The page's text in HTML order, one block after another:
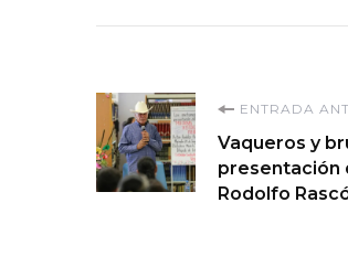
de
ENTRADA
Vaqueros y
presentación
Rodolfo